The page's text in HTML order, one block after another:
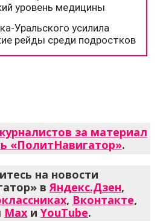
за материал
«ПолитНавигатор».
на новости
вЯндекс.Дзен,
, Вконтакте,
Max и YouTube.